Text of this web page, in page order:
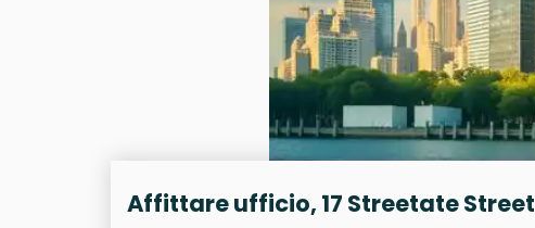
Affittare ufficio, 17 Streetate Street